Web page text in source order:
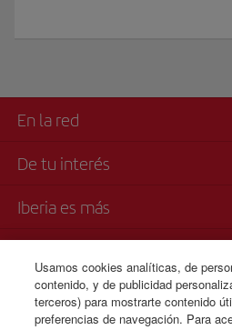
En la red
De tu interés
Iberia es más
Venta telefónica
+46 0 85 0510
Usamos cookies analíticas, de
contenido, y de publicidad
terceros) para mostrarte contenido
preferencias de navegación. Para